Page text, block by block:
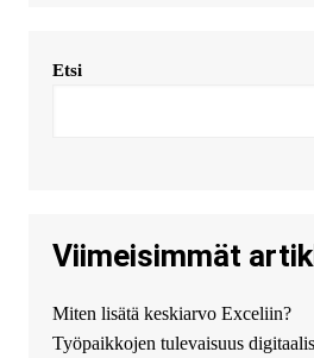
KimonicRisse :
купить хавал джулиан -
http://jolion-ufa1.ru/
Появился вопрос про срочно
взять деньги? Предлагаем
Etsi
Viimeisimmät
Miten lisätä keskiarvo Exceliin?
Työpaikkojen tulevaisuus